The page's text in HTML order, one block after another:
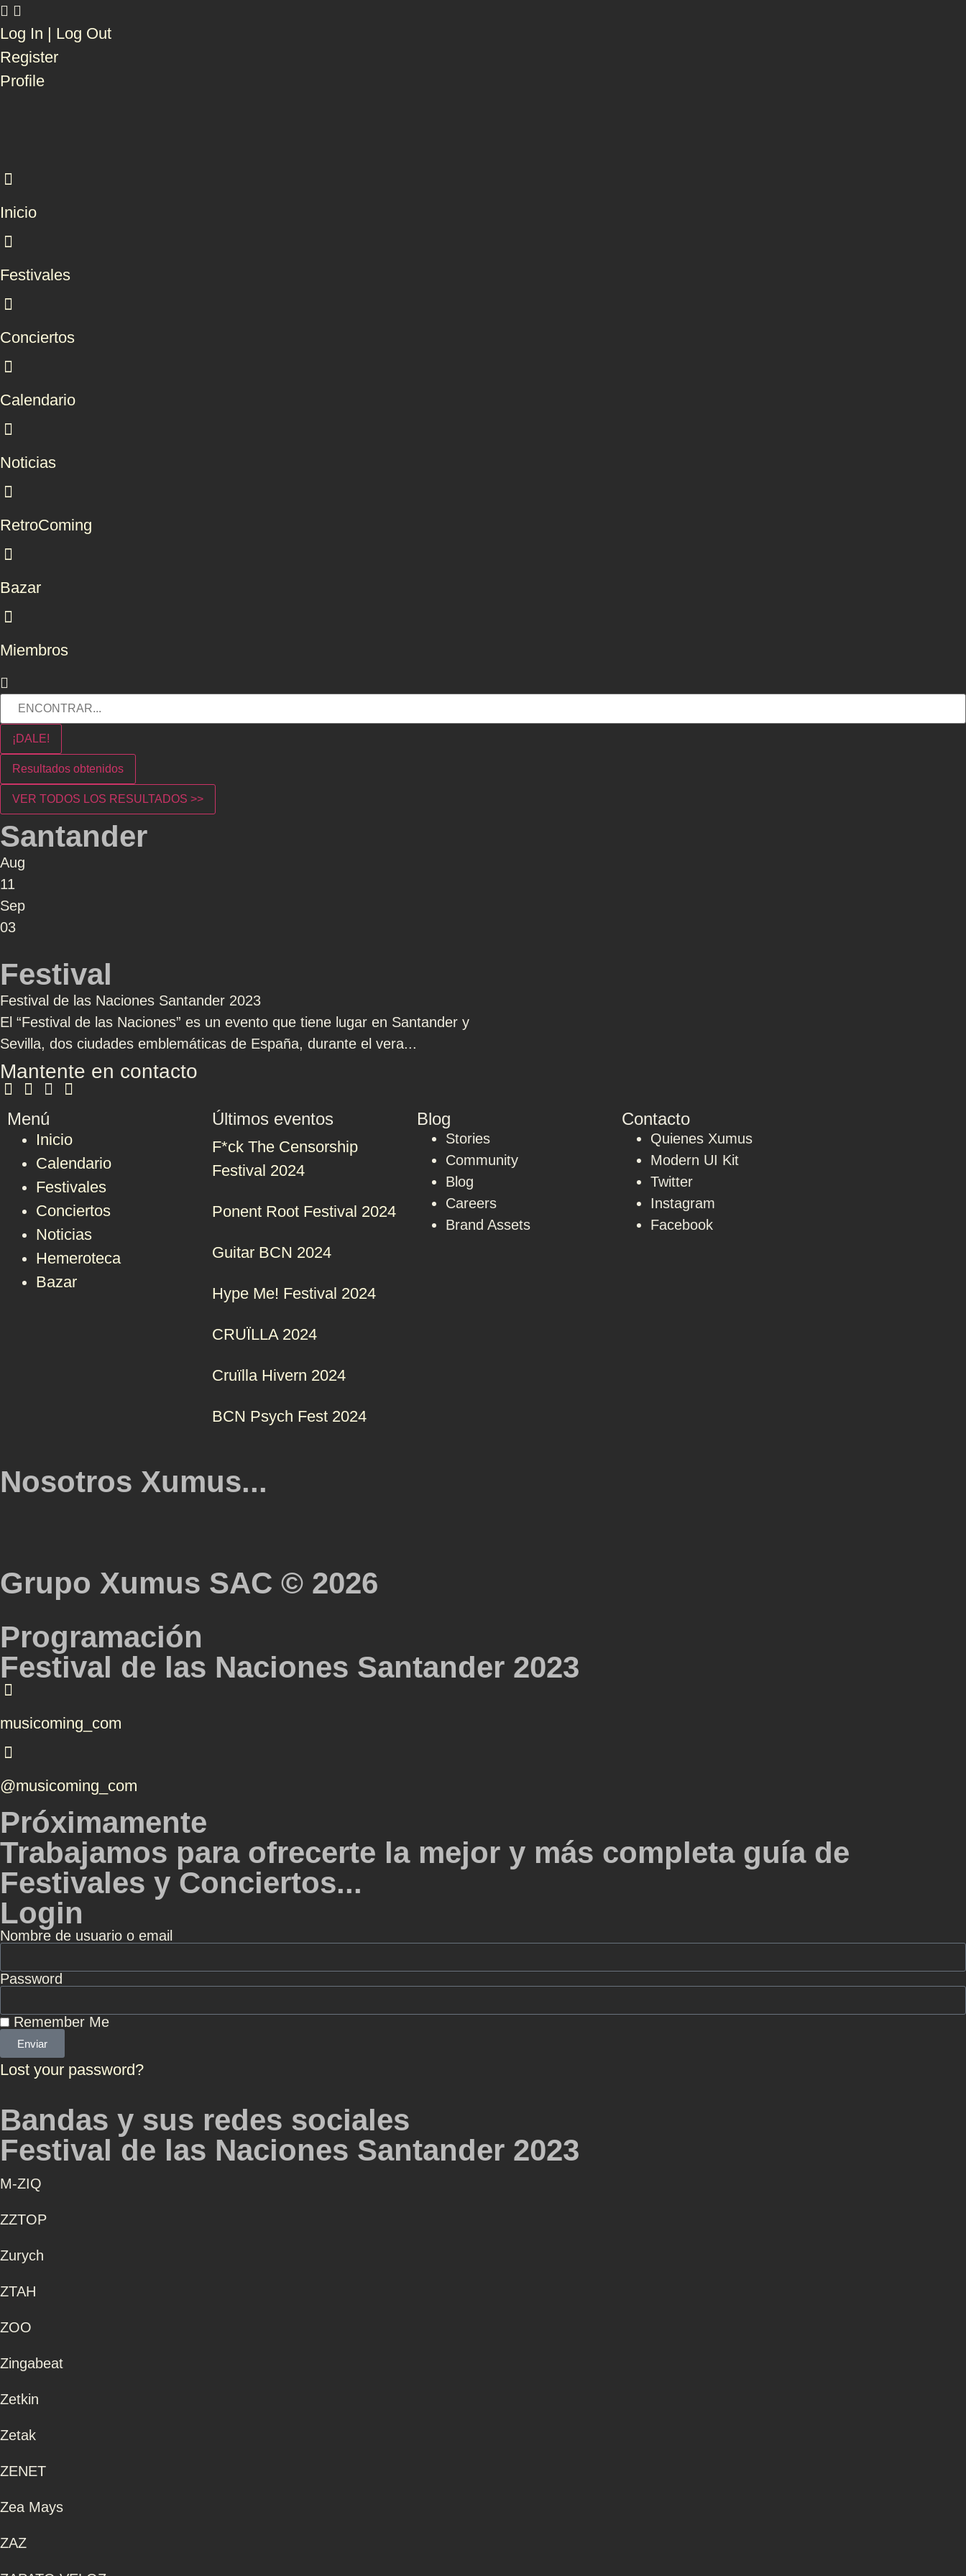
Log In | Log Out
Register
Profile
Inicio
Festivales
Conciertos
Calendario
Noticias
RetroComing
Bazar
Miembros
¡DALE!
Resultados obtenidos
VER TODOS LOS RESULTADOS >>
Santander
Aug
11
Sep
03
Festival
Festival de las Naciones Santander 2023
El “Festival de las Naciones” es un evento que tiene lugar en Santander y
Sevilla, dos ciudades emblemáticas de España, durante el vera...
Mantente en contacto
Menú
Inicio
Calendario
Festivales
Conciertos
Noticias
Hemeroteca
Bazar
Últimos eventos
F*ck The Censorship
Festival 2024
Ponent Root Festival 2024
Guitar BCN 2024
Hype Me! Festival 2024
CRUÏLLA 2024
Cruïlla Hivern 2024
BCN Psych Fest 2024
Blog
Stories
Community
Blog
Careers
Brand Assets
Contacto
Quienes Xumus
Modern UI Kit
Twitter
Instagram
Facebook
Nosotros Xumus...
Grupo Xumus SAC © 2026
Programación
Festival de las Naciones Santander 2023
musicoming_com
@musicoming_com
Próximamente
Trabajamos para ofrecerte la mejor y más completa guía de
Festivales y Conciertos...
Login
Nombre de usuario o email
Password
Remember Me
Enviar
Lost your password?
Bandas y sus redes sociales
Festival de las Naciones Santander 2023
Μ-ZIQ
ZZTOP
Zurych
ZTAH
ZOO
Zingabeat
Zetkin
Zetak
ZENET
Zea Mays
ZAZ